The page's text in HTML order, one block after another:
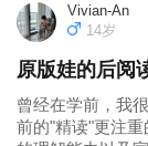
Vivian-An
14岁
原版娃的后阅
曾经在学前，我
前的"精读"更注